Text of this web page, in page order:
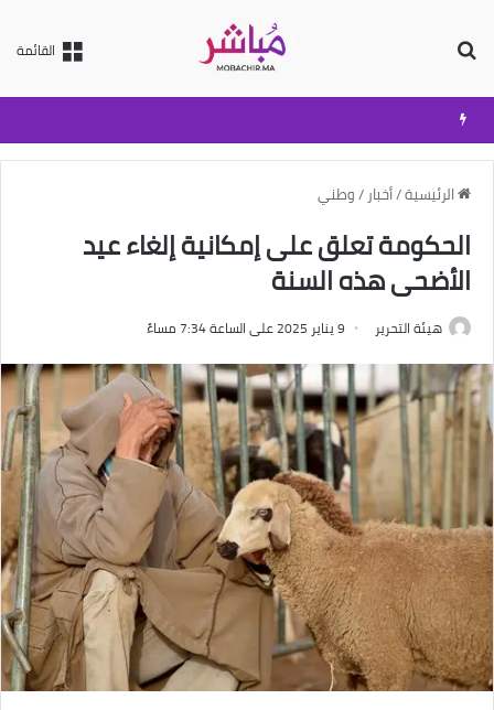
القائمة
الرئيسية/أخبار /وطني
الحكومة تعلق على إمكانية إلغاء عيد
الأضحى هذه السنة
هيئة التحرير 9 يناير 2025 على الساعة 7:34 مساءً